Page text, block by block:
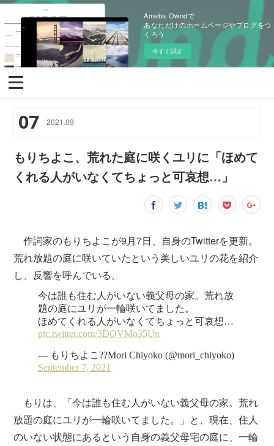
Ameba Owndで
あなただけのホームページやブログをつ
くろう
今すぐ試す
07 2021 .09
もりちよこ、荒れた庭に咲くユリに「ほめて
くれる人がいなくてちょっと可哀想…」
作詞家のもりちよこが9月7日、自身のTwitterを更新。
荒れ放題の庭に咲いていたという美しいユリの花を紹介
し、反響を呼んでいる。
もりは、「今は誰も住む人がいない義父母の家。荒れ
放題の庭にユリが一輪咲いてました。」と、現在、住人
のいない状態にあるという自身の義父母宅の庭に、一輪